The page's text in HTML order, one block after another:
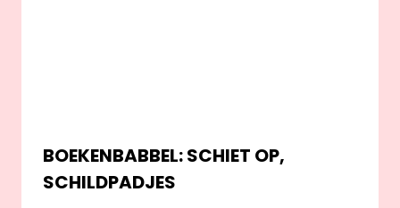
BOEKENBABBEL: SCHIET OP,
SCHILDPADJES